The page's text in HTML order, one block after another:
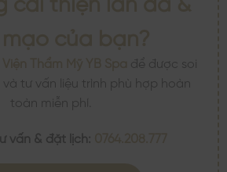
để được soi
tư vấn liệu trình phù hợp hoàn
toàn miễn phí.
vấn & đặt lịch: